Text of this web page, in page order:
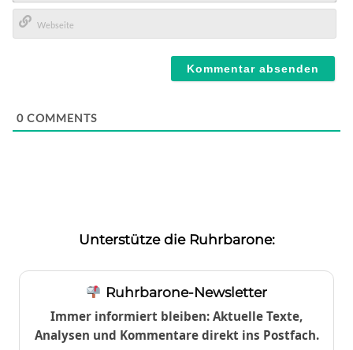
E-
Mail*
0 COMMENTS
Unterstütze die Ruhrbarone:
Ruhrbarone-Newsletter
Immer informiert bleiben: Aktuelle Texte,
Analysen und Kommentare direkt ins Postfach.